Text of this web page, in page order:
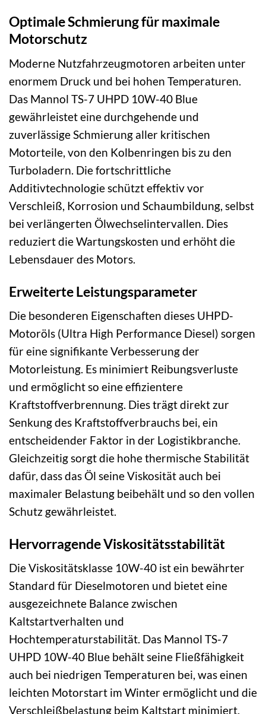
Optimale Schmierung für maximale
Motorschutz
Moderne Nutzfahrzeugmotoren arbeiten unter
enormem Druck und bei hohen Temperaturen.
Das Mannol TS-7 UHPD 10W-40 Blue
gewährleistet eine durchgehende und
zuverlässige Schmierung aller kritischen
Motorteile, von den Kolbenringen bis zu den
Turboladern. Die fortschrittliche
Additivtechnologie schützt effektiv vor
Verschleiß, Korrosion und Schaumbildung, selbst
bei verlängerten Ölwechselintervallen. Dies
reduziert die Wartungskosten und erhöht die
Lebensdauer des Motors.
Erweiterte Leistungsparameter
Die besonderen Eigenschaften dieses UHPD-
Motoröls (Ultra High Performance Diesel) sorgen
für eine signifikante Verbesserung der
Motorleistung. Es minimiert Reibungsverluste
und ermöglicht so eine effizientere
Kraftstoffverbrennung. Dies trägt direkt zur
Senkung des Kraftstoffverbrauchs bei, ein
entscheidender Faktor in der Logistikbranche.
Gleichzeitig sorgt die hohe thermische Stabilität
dafür, dass das Öl seine Viskosität auch bei
maximaler Belastung beibehält und so den vollen
Schutz gewährleistet.
Hervorragende Viskositätsstabilität
Die Viskositätsklasse 10W-40 ist ein bewährter
Standard für Dieselmotoren und bietet eine
ausgezeichnete Balance zwischen
Kaltstartverhalten und
Hochtemperaturstabilität. Das Mannol TS-7
UHPD 10W-40 Blue behält seine Fließfähigkeit
auch bei niedrigen Temperaturen bei, was einen
leichten Motorstart im Winter ermöglicht und die
Verschleißbelastung beim Kaltstart minimiert.